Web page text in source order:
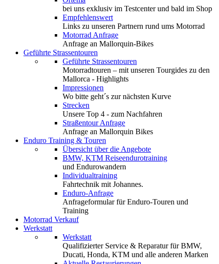
bei uns exklusiv im Testcenter und bald im Shop
Empfehlenswert
Links zu unseren Partnern rund ums Motorrad
Motorrad Anfrage
Anfrage an Mallorquin-Bikes
Geführte Strassentouren
Geführte Strassentouren
Motorradtouren – mit unseren Tourgides zu den
Mallorca - Highlights
Impressionen
Wo bitte geht´s zur nächsten Kurve
Strecken
Unsere Top 4 - zum Nachfahren
Straßentour Anfrage
Anfrage an Mallorquin Bikes
Enduro Training & Touren
Übersicht über die Angebote
BMW, KTM Reiseendurotraining
und Endurowandern
Individualtraining
Fahrtechnik mit Johannes.
Enduro-Anfrage
Anfrageformular für Enduro-Touren und
Training
Motorrad Verkauf
Werkstatt
Werkstatt
Qualifizierter Service & Reparatur für BMW,
Ducati, Honda, KTM und alle anderen Marken